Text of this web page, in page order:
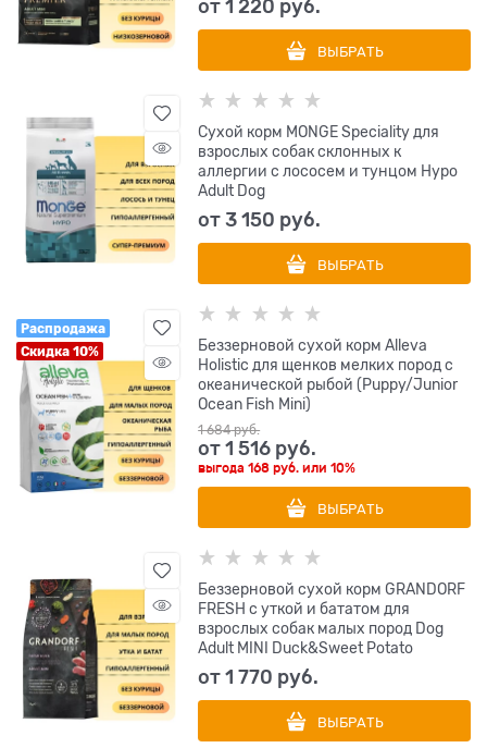
от1 220 руб.
ВЫБРАТЬ
Сухой корм MONGE Speciality для
взрослых собак склонных к
аллергии с лососем и тунцом Hypo
Adult Dog
от3 150 руб.
ВЫБРАТЬ
Распродажа
Скидка 10%
Беззерновой сухой корм Alleva
Holistic для щенков мелких пород с
океанической рыбой (Puppy/Junior
Ocean Fish Mini)
1 684 руб.
от1 516 руб.
выгода168 руб. или10%
ВЫБРАТЬ
Беззерновой сухой корм GRANDORF
FRESH с уткой и бататом для
взрослых собак малых пород Dog
Adult MINI Duck&Sweet Potato
от1 770 руб.
ВЫБРАТЬ